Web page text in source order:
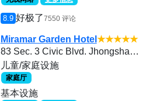
8.9 好极了7550 评论
Miramar Garden Hotel ★★★★★
83 Sec. 3 Civic Blvd. Jhongshan Distric
儿童/家庭设施
家庭厅
基本设施